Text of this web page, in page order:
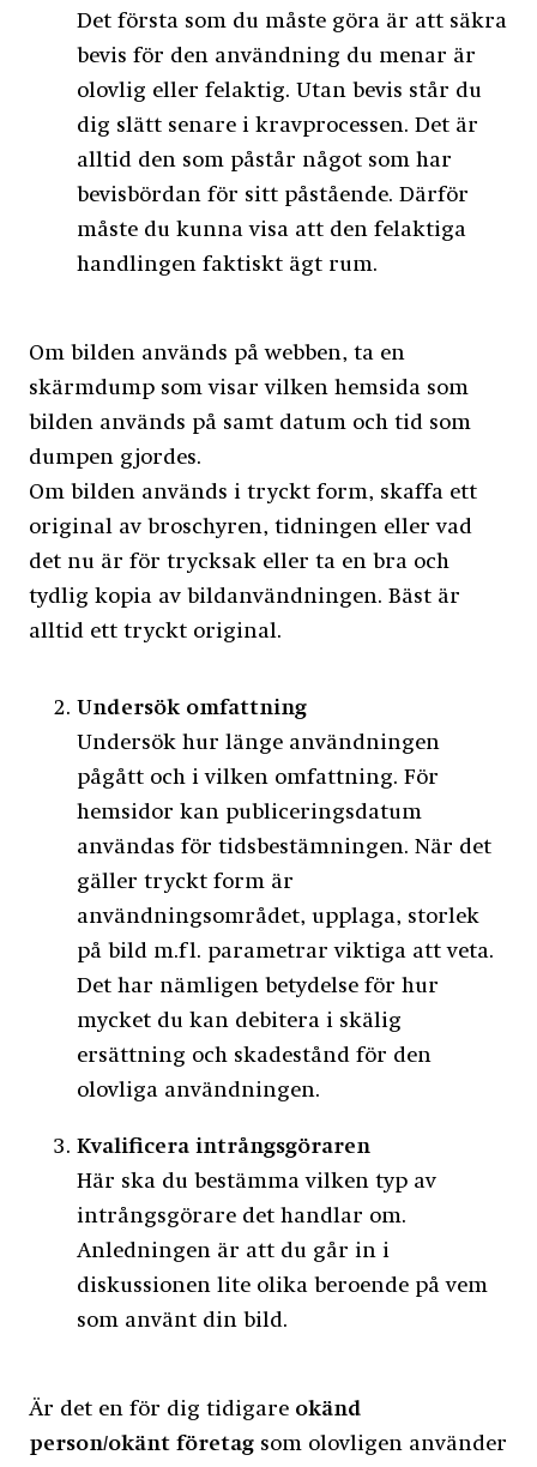
Det första som du måste göra är att säkra
bevis för den användning du menar är
olovlig eller felaktig. Utan bevis står du
dig slätt senare i kravprocessen. Det är
alltid den som påstår något som har
bevisbördan för sitt påstående. Därför
måste du kunna visa att den felaktiga
handlingen faktiskt ägt rum.
Om bilden används på webben, ta en
skärmdump som visar vilken hemsida som
bilden används på samt datum och tid som
dumpen gjordes.
Om bilden används i tryckt form, skaffa ett
original av broschyren, tidningen eller vad
det nu är för trycksak eller ta en bra och
tydlig kopia av bildanvändningen. Bäst är
alltid ett tryckt original.
Undersök omfattning
Undersök hur länge användningen
pågått och i vilken omfattning. För
hemsidor kan publiceringsdatum
användas för tidsbestämningen. När det
gäller tryckt form är
användningsområdet, upplaga, storlek
på bild m.fl. parametrar viktiga att veta.
Det har nämligen betydelse för hur
mycket du kan debitera i skälig
ersättning och skadestånd för den
olovliga användningen.
Kvalificera intrångsgöraren
Här ska du bestämma vilken typ av
intrångsgörare det handlar om.
Anledningen är att du går in i
diskussionen lite olika beroende på vem
som använt din bild.
Är det en för dig tidigare okänd
person/okänt företag som olovligen använder